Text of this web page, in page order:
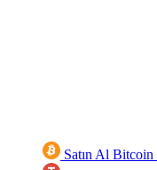
Satın Al Bitcoin